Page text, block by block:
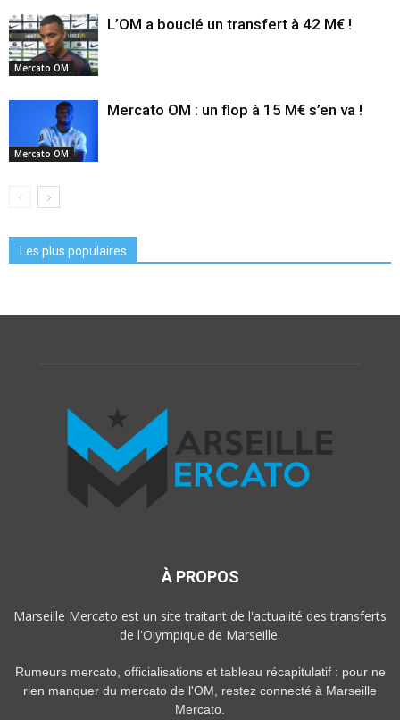
Mercato OM
L’OM a bouclé un transfert à 42 M€ !
Mercato OM
Mercato OM : un flop à 15 M€ s’en va !
Les plus populaires
À PROPOS
Marseille Mercato est un site traitant de l'actualité des transferts
de l'Olympique de Marseille.
Rumeurs mercato, officialisations et tableau récapitulatif : pour ne
rien manquer du mercato de l'OM, restez connecté à Marseille
Mercato.